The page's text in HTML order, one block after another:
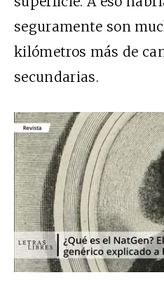
seguramente son
kilómetros más de
secundarias.